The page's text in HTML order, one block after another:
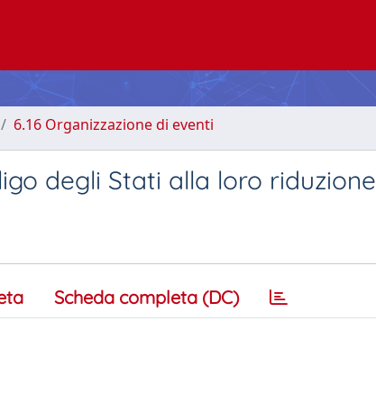
6.16 Organizzazione di eventi
degli Stati alla loro riduzione
Scheda completa (DC)